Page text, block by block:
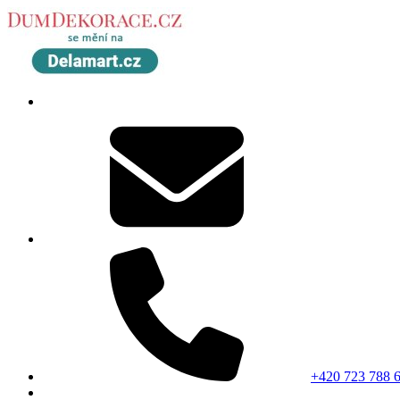
+420 723 788